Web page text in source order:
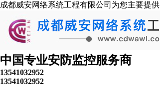
成都威安网络系统工程有限公司为您主要提供
中国专业安防监控服务商
13541032952
13541032952